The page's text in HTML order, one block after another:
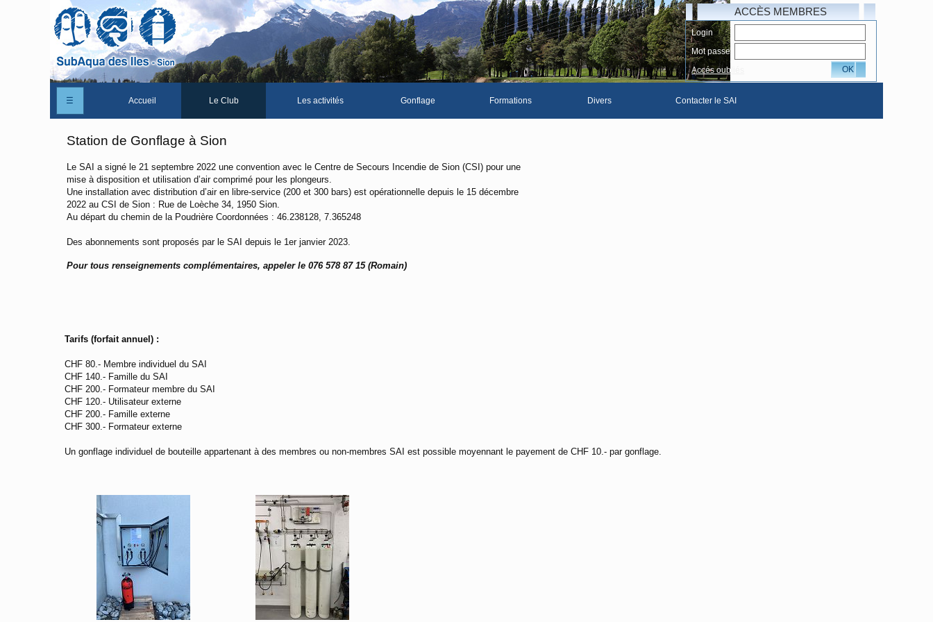
ACCÈS MEMBRES
Login
Mot passe
Accés oubliés
OK
☰ Accueil Le Club
Le comité
Les membres du club
Les activités Gonflage Formations Divers Contacter le SAI
Station de Gonflage à Sion
Le SAI a signé le 21 septembre 2022 une convention avec le Centre de Secours Incendie de Sion (CSI) pour une
mise à disposition et utilisation d’air comprimé pour les plongeurs.
Une installation avec distribution d’air en libre-service (200 et 300 bars) est opérationnelle depuis le 15 décembre
2022 au CSI de Sion : Rue de Loèche 34, 1950 Sion.
Au départ du chemin de la Poudrière Coordonnées : 46.238128, 7.365248
Des abonnements sont proposés par le SAI depuis le 1er janvier 2023.
Pour tous renseignements complémentaires, appeler le 076 578 87 15 (Romain)
Tarifs (forfait annuel) :
CHF 80.- Membre individuel du SAI
CHF 140.- Famille du SAI
CHF 200.- Formateur membre du SAI
CHF 120.- Utilisateur externe
CHF 200.- Famille externe
CHF 300.- Formateur externe
Un gonflage individuel de bouteille appartenant à des membres ou non-membres SAI est possible moyennant le payement de CHF 10.- par gonflage.